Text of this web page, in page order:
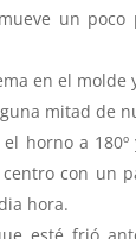
un
en el molde
mitad de
el horno a
con un
hora.
esté frió